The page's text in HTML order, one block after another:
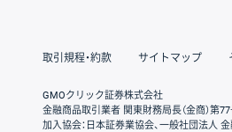
取引規程・約款 サイトマップ
GMOクリック証券株式会社
金融商品取引業者 関東財務局長（金商）第
加入協会：日本証券業協会、一般社団法人